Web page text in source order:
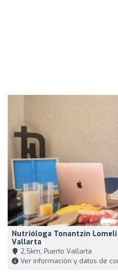
Nutrióloga Tonantzin
Vallarta
2,5km, Puerto Vallarta
Ver información y datos de